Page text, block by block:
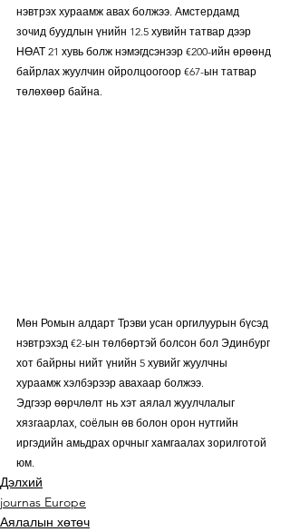
нэвтрэх хураамж авах болжээ. Амстердамд
зочид буудлын үнийн 12.5 хувийн татвар дээр
НӨАТ 21 хувь болж нэмэгдсэнээр €200-ийн өрөөнд
байрлах жуулчин ойролцоогоор €67-ын татвар
төлөхөөр байна.
Мөн Ромын алдарт Трэви усан оргилуурын бүсэд
нэвтрэхэд €2-ын төлбөртэй болсон бол Эдинбург
хот байрны нийт үнийн 5 хувийг жуулчны
хураамж хэлбэрээр авахаар болжээ.
Эдгээр өөрчлөлт нь хэт аялал жуулчлалыг
хязгаарлах, соёлын өв болон орон нутгийн
иргэдийн амьдрах орчныг хамгаалах зорилготой
юм.
Дэлхий
journas Europe
Аялалын хөтөч